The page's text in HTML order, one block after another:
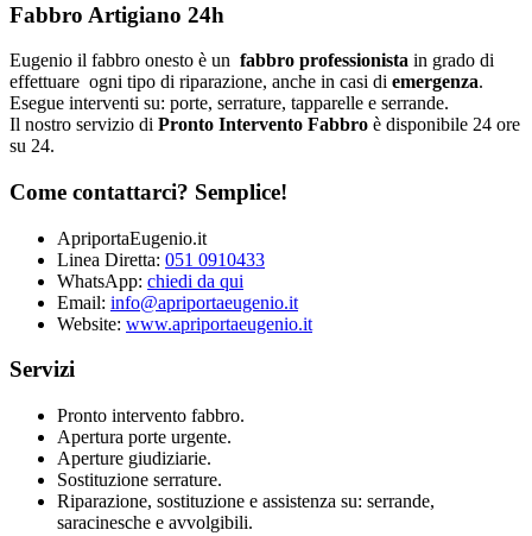
Fabbro Artigiano 24h
Eugenio il fabbro onesto è un fabbro professionista in grado di
effettuare ogni tipo di riparazione, anche in casi di emergenza.
Esegue interventi su: porte, serrature, tapparelle e serrande.
Il nostro servizio di Pronto Intervento Fabbro è disponibile 24 ore
su 24.
Come contattarci? Semplice!
ApriportaEugenio.it
Linea Diretta: 051 0910433
WhatsApp: chiedi da qui
Email: info@apriportaeugenio.it
Website: www.apriportaeugenio.it
Servizi
Pronto intervento fabbro.
Apertura porte urgente.
Aperture giudiziarie.
Sostituzione serrature.
Riparazione, sostituzione e assistenza su: serrande,
saracinesche e avvolgibili.